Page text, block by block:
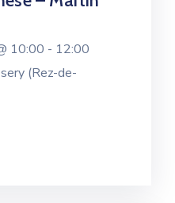
10:00 - 12:00
(Rez-de-